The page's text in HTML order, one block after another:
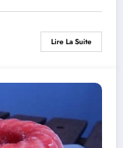
Lire La Suite